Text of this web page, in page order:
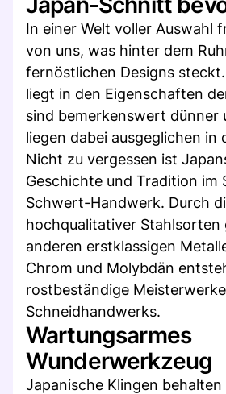
In einer Welt voller Auswahl
von uns, was hinter dem
fernöstlichen Designs steckt.
liegt in den Eigenschaften
sind bemerkenswert dünner
liegen dabei ausgeglichen in
Nicht zu vergessen ist
Geschichte und Tradition im
Schwert-Handwerk. Durch
hochqualitativer Stahlsorten
anderen erstklassigen
Chrom und Molybdän
rostbeständige
Schneidhandwerks.
Wartungsarmes
Wunderwerkzeug
Japanische Klingen